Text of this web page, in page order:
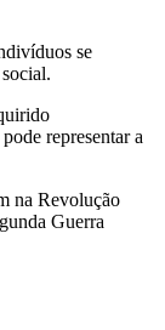
se
representar a
na Revolução
Guerra